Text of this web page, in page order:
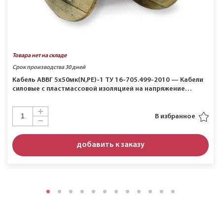
Товара нет на складе
Срок производства 30 дней
Кабель АВВГ 5х50мк(N,PE)-1 ТУ 16-705.499-2010 — Кабели
силовые с пластмассовой изоляцией на напряжение…
В избранное
добавить к заказу